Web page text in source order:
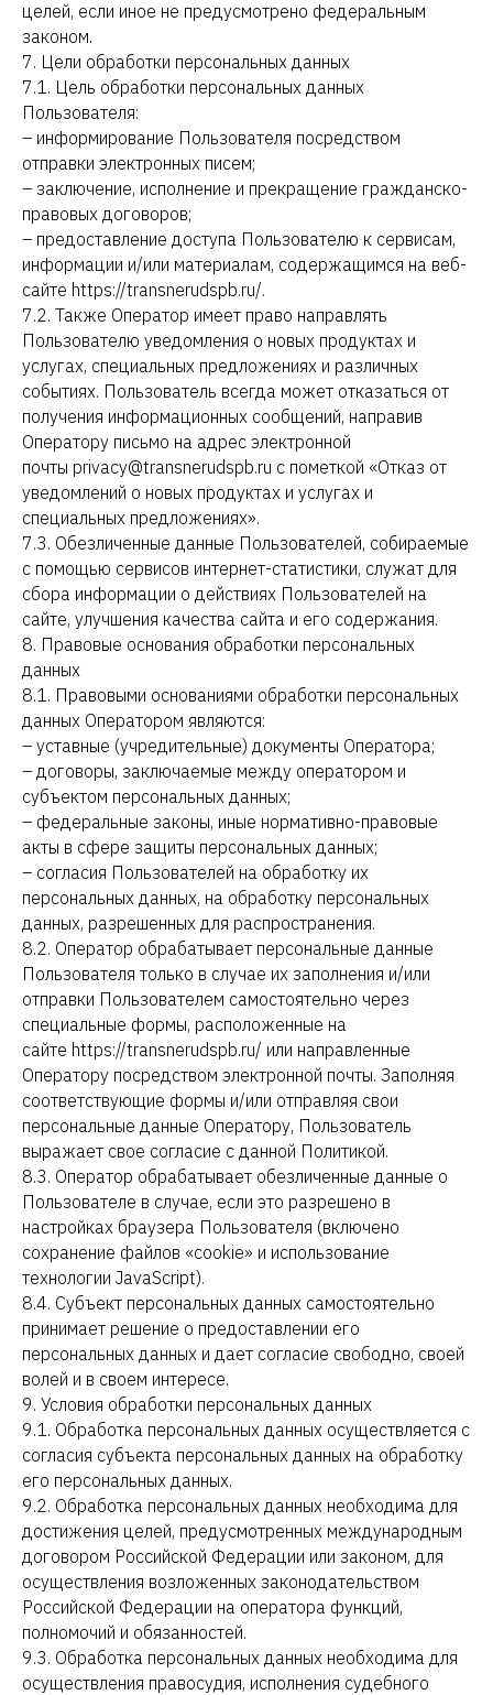
целей, если иное не предусмотрено федеральным
законом.
7. Цели обработки персональных данных
7.1. Цель обработки персональных данных
Пользователя:
– информирование Пользователя посредством
отправки электронных писем;
– заключение, исполнение и прекращение гражданско-
правовых договоров;
– предоставление доступа Пользователю к сервисам,
информации и/или материалам, содержащимся на веб-
сайте https://transnerudspb.ru/.
7.2. Также Оператор имеет право направлять
Пользователю уведомления о новых продуктах и
услугах, специальных предложениях и различных
событиях. Пользователь всегда может отказаться от
получения информационных сообщений, направив
Оператору письмо на адрес электронной
почты privacy@transnerudspb.ru с пометкой «Отказ от
уведомлений о новых продуктах и услугах и
специальных предложениях».
7.3. Обезличенные данные Пользователей, собираемые
с помощью сервисов интернет-статистики, служат для
сбора информации о действиях Пользователей на
сайте, улучшения качества сайта и его содержания.
8. Правовые основания обработки персональных
данных
8.1. Правовыми основаниями обработки персональных
данных Оператором являются:
– уставные (учредительные) документы Оператора;
– договоры, заключаемые между оператором и
субъектом персональных данных;
– федеральные законы, иные нормативно-правовые
акты в сфере защиты персональных данных;
– согласия Пользователей на обработку их
персональных данных, на обработку персональных
данных, разрешенных для распространения.
8.2. Оператор обрабатывает персональные данные
Пользователя только в случае их заполнения и/или
отправки Пользователем самостоятельно через
специальные формы, расположенные на
сайте https://transnerudspb.ru/ или направленные
Оператору посредством электронной почты. Заполняя
соответствующие формы и/или отправляя свои
персональные данные Оператору, Пользователь
выражает свое согласие с данной Политикой.
8.3. Оператор обрабатывает обезличенные данные о
Пользователе в случае, если это разрешено в
настройках браузера Пользователя (включено
сохранение файлов «cookie» и использование
технологии JavaScript).
8.4. Субъект персональных данных самостоятельно
принимает решение о предоставлении его
персональных данных и дает согласие свободно, своей
волей и в своем интересе.
9. Условия обработки персональных данных
9.1. Обработка персональных данных осуществляется с
согласия субъекта персональных данных на обработку
его персональных данных.
9.2. Обработка персональных данных необходима для
достижения целей, предусмотренных международным
договором Российской Федерации или законом, для
осуществления возложенных законодательством
Российской Федерации на оператора функций,
полномочий и обязанностей.
9.3. Обработка персональных данных необходима для
осуществления правосудия, исполнения судебного